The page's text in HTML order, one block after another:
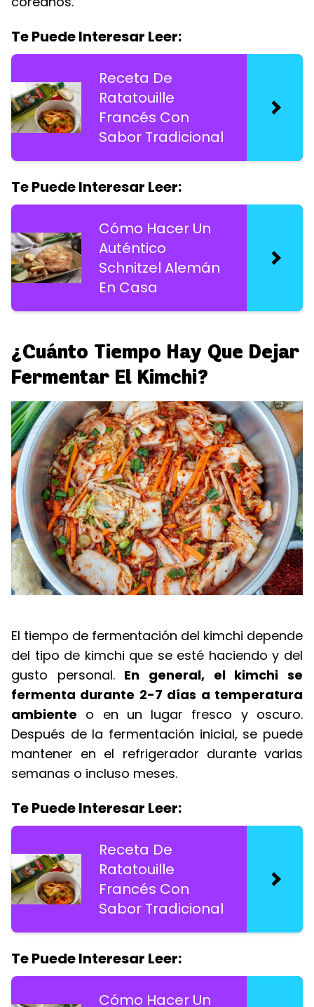
Te Puede Interesar Leer:
Receta De
Ratatouille
Francés Con
Sabor Tradicional
Te Puede Interesar Leer:
Cómo Hacer Un
Auténtico
Schnitzel Alemán
En Casa
¿Cuánto Tiempo Hay Que Dejar
Fermentar El Kimchi?
El tiempo de fermentación del kimchi depende
del tipo de kimchi que se esté haciendo y del
gusto personal. En general, el kimchi se
fermenta durante 2-7 días a temperatura
ambiente o en un lugar fresco y oscuro.
Después de la fermentación inicial, se puede
mantener en el refrigerador durante varias
semanas o incluso meses.
Te Puede Interesar Leer:
Receta De
Ratatouille
Francés Con
Sabor Tradicional
Te Puede Interesar Leer:
Cómo Hacer Un